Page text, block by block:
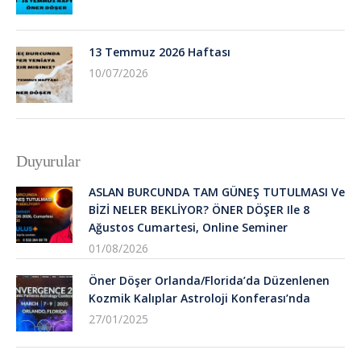
13 Temmuz 2026 Haftası
10/07/2026
Duyurular
ASLAN BURCUNDA TAM GÜNEŞ TUTULMASI Ve
BİZİ NELER BEKLİYOR? ÖNER DÖŞER Ile 8
Ağustos Cumartesi, Online Seminer
01/08/2026
Öner Döşer Orlanda/Florida’da Düzenlenen
Kozmik Kalıplar Astroloji Konferası’nda
27/01/2025